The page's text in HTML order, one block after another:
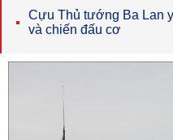
Cựu Thủ tướng Ba Lan
và chiến đấu cơ